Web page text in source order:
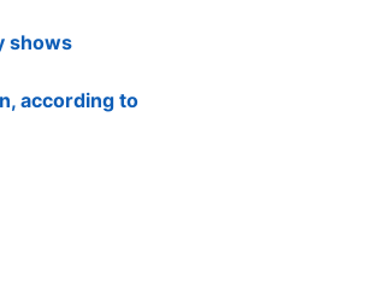
shows
according to